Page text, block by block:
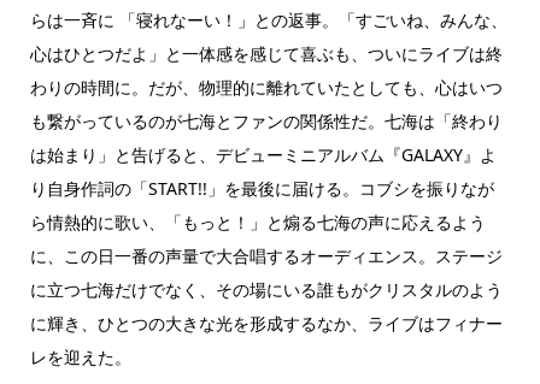
らは一斉に 「寝れなーい！」との返事。「すごいね、みんな、
心はひとつだよ」と一体感を感じて喜ぶも、ついにライブは終
わりの時間に。だが、物理的に離れていたとしても、心はいつ
も繋がっているのが七海とファンの関係性だ。七海は「終わり
は始まり」と告げると、デビューミニアルバム『GALAXY』よ
り自身作詞の「START!!」を最後に届ける。コブシを振りなが
ら情熱的に歌い、「もっと！」と煽る七海の声に応えるよう
に、この日一番の声量で大合唱するオーディエンス。ステージ
に立つ七海だけでなく、その場にいる誰もがクリスタルのよう
に輝き、ひとつの大きな光を形成するなか、ライブはフィナー
レを迎えた。